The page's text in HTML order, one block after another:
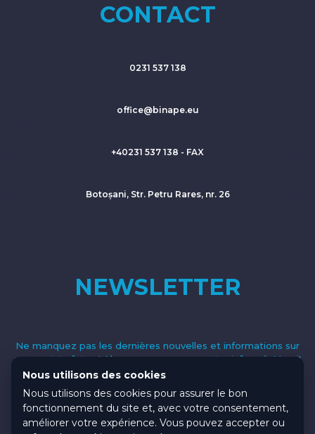
CONTACT
0231 537 138
office@binape.eu
+40231 537 138 - FAX
Botoșani, Str. Petru Rares, nr. 26
NEWSLETTER
Ne manquez pas les dernières nouvelles et informations sur
nos projets futurs! Abonnez-vous pour rester informé. Merci!
Nous utilisons des cookies
Nous utilisons des cookies pour assurer le bon
fonctionnement du site et, avec votre consentement,
améliorer votre expérience. Vous pouvez accepter ou